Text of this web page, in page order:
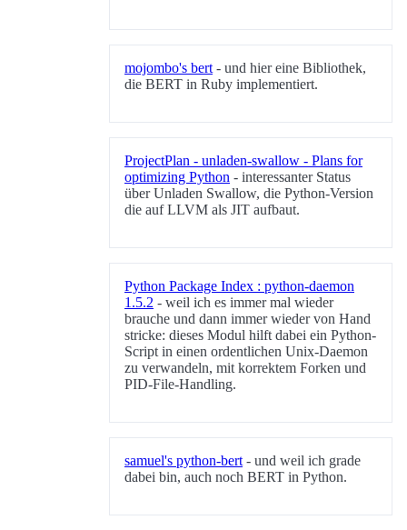
mojombo's bert - und hier eine Bibliothek,
die BERT in Ruby implementiert.
ProjectPlan - unladen-swallow - Plans for
optimizing Python - interessanter Status
über Unladen Swallow, die Python-Version
die auf LLVM als JIT aufbaut.
Python Package Index : python-daemon
1.5.2 - weil ich es immer mal wieder
brauche und dann immer wieder von Hand
stricke: dieses Modul hilft dabei ein Python-
Script in einen ordentlichen Unix-Daemon
zu verwandeln, mit korrektem Forken und
PID-File-Handling.
samuel's python-bert - und weil ich grade
dabei bin, auch noch BERT in Python.